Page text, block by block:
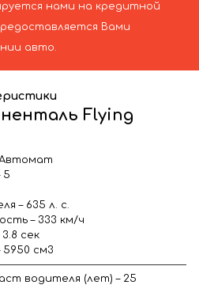
нами на кредитной
Вами
авто.
Flying
Автомат
5
– 635 л. с.
– 333 км/ч
сек
см3
водителя (лет) – 25